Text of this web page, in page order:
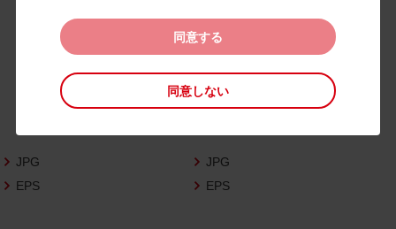
また、当社は、下記のCAD図データ利用規約
（以下「CAD図データ利用規約」といいます）
に同意いただいたお客様に限定して、本CA
D図ダウンロードページで公開している当
いいます）の利用を許諾いたします。
お客様が「同意する」ボタンをクリックされ
た場合、商品写真データ利用規約及びCAD
同意する
同意しない
JPG
EPS
JPG
EPS